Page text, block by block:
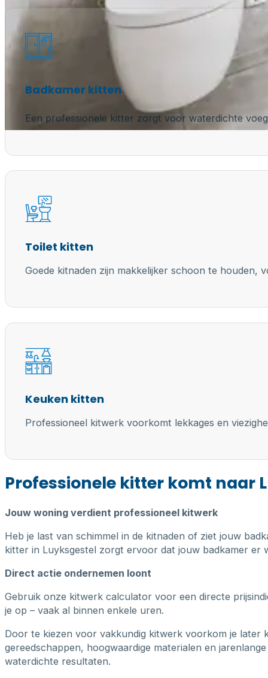
Badkamer kitten
Een professionele kitter zorgt voor waterdichte
Toilet kitten
Goede kitnaden zijn makkelijker schoon te houden,
Keuken kitten
Professioneel kitwerk voorkomt lekkages en
Professionele kitter komt naar
Jouw woning verdient professioneel kitwerk
Heb je last van schimmel in de kitnaden of ziet jouw
kitter in Luyksgestel zorgt ervoor dat jouw badkamer er
Direct actie ondernemen loont
Gebruik onze kitwerk calculator voor een directe
je op – vaak al binnen enkele uren.
Door te kiezen voor vakkundig kitwerk voorkom je later
gereedschappen, hoogwaardige materialen en
waterdichte resultaten.